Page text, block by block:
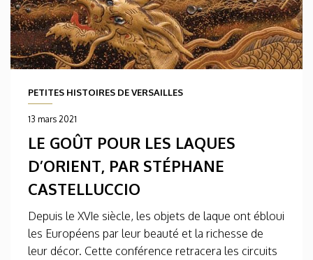
PETITES HISTOIRES DE VERSAILLES
13 mars 2021
LE GOÛT POUR LES LAQUES
D’ORIENT, PAR STÉPHANE
CASTELLUCCIO
Depuis le XVIe siècle, les objets de laque ont ébloui
les Européens par leur beauté et la richesse de
leur décor. Cette conférence retracera les circuits